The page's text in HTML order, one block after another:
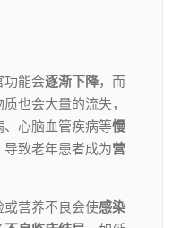
功能会逐渐下降，而
也会大量的流失，
、心脑血管疾病等慢
致老年患者成为营
或营养不良会使感染